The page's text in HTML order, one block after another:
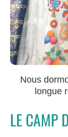
Nous
longue
LE CAMP